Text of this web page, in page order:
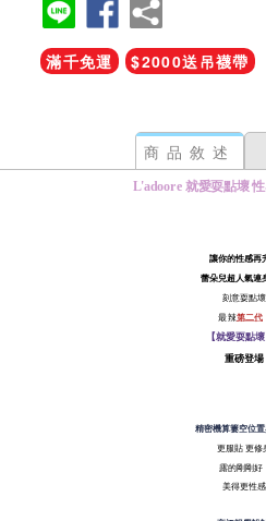
滿千免運 $2000送吊襪帶
商品敘述